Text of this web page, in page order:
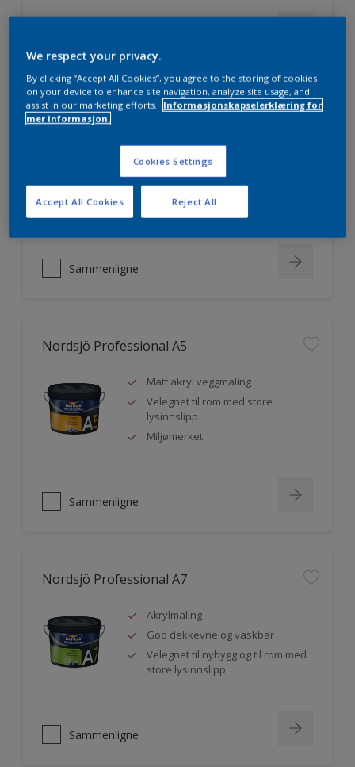
Nordsjö Professional 20
Veggmaling med god dekkevne
Utviklet av og for profesjonelle
malere
Miljømerket
Sammenligne
Nordsjö Professional A5
Matt akryl veggmaling
Velegnet til rom med store
lysinnslipp
Miljømerket
Sammenligne
Nordsjö Professional A7
Akrylmaling
God dekkevne og vaskbar
Velegnet til nybygg og til rom med
store lysinnslipp
Sammenligne
We respect your privacy.
By clicking “Accept All Cookies”, you agree to the storing of cookies
on your device to enhance site navigation, analyze site usage, and
assist in our marketing efforts.
Informasjonskapselerklæring for
mer informasjon.
Cookies Settings
Reject All
Accept All Cookies